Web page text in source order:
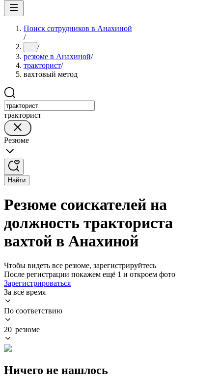
Поиск сотрудников в Анахиной
/
... /
резюме в Анахиной/
тракторист/
вахтовый метод
тракторист
Резюме
Найти
Резюме соискателей на
должность тракториста
вахтой в Анахиной
Чтобы видеть все резюме, зарегистрируйтесь
После регистрации покажем ещё 1 и откроем фото
Зарегистрироваться
За всё время
По соответствию
20 резюме
Ничего не нашлось